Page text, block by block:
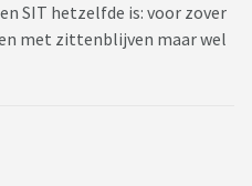
SIT hetzelfde is: voor zover
met zittenblijven maar wel